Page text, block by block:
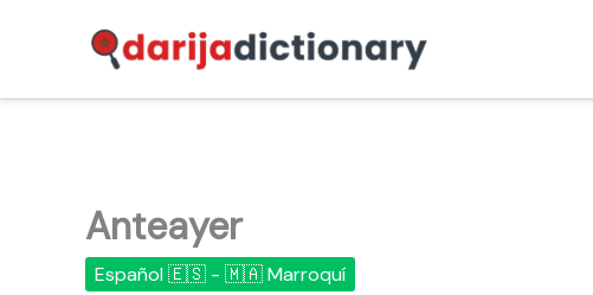
Anteayer
Español 🇪🇸 - 🇲🇦 Marroquí